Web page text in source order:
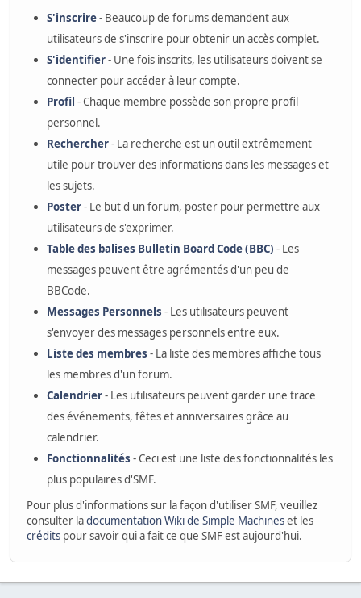
S'inscrire- Beaucoup de forums demandent aux
utilisateurs de s'inscrire pour obtenir un accès complet.
S'identifier- Une fois inscrits, les utilisateurs doivent se
connecter pour accéder à leur compte.
Profil - Chaque membre possède son propre profil
personnel.
Rechercher- La recherche est un outil extrêmement
utile pour trouver des informations dans les messages et
les sujets.
Poster- Le but d'un forum, poster pour permettre aux
utilisateurs de s'exprimer.
Table des balises Bulletin Board Code (BBC) - Les
messages peuvent être agrémentés d'un peu de
BBCode.
Messages Personnels - Les utilisateurs peuvent
s'envoyer des messages personnels entre eux.
Liste des membres - La liste des membres affiche tous
les membres d'un forum.
Calendrier- Les utilisateurs peuvent garder une trace
des événements, fêtes et anniversaires grâce au
calendrier.
Fonctionnalités - Ceci est une liste des fonctionnalités les
plus populaires d'SMF.
Pour plus d'informations sur la façon d'utiliser SMF, veuillez
consulter ladocumentation Wiki de Simple Machineset les
crédits pour savoir qui a fait ce que SMF est aujourd'hui.